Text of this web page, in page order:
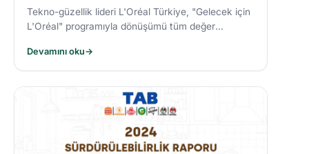
Tekno-güzellik lideri L'Oréal Türkiye, "Gelecek için
L'Oréal" programıyla dönüşümü tüm değer
Devamını oku→